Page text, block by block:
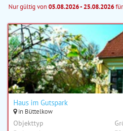
Nur gültig von05.08.2026 - 25.08.2026für
Haus im Gutspark
in Büttelkow
Objekttyp